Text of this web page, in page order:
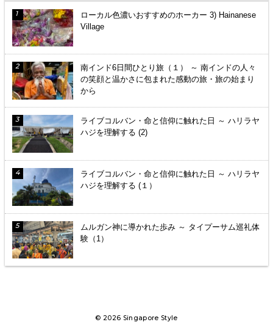
ローカル色濃いおすすめのホーカー 3) Hainanese
Village
南インド6日間ひとり旅（１） ～ 南インドの人々
の笑顔と温かさに包まれた感動の旅・旅の始まり
から
ライブコルバン・命と信仰に触れた日 ～ ハリラヤ
ハジを理解する (2)
ライブコルバン・命と信仰に触れた日 ～ ハリラヤ
ハジを理解する (１）
ムルガン神に導かれた歩み ～ タイプーサム巡礼体
験（1）
© 2026 Singapore Style